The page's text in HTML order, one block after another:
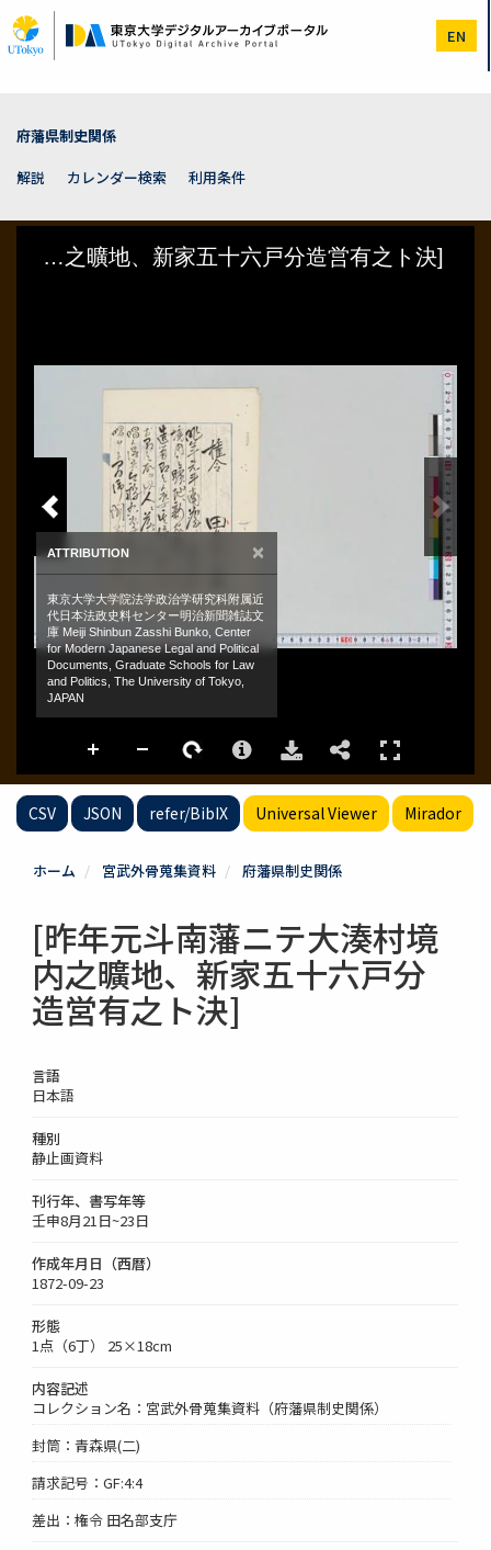
イ
ン
EN
府藩県制史関係
解説
カレンダー検索 利用条件
CSV JSON refer/BibIX Universal Viewer Mirador
ホーム 宮武外骨蒐集資料 府藩県制史関係
[昨年元斗南藩ニテ大湊村境
内之曠地、新家五十六戸分
造営有之ト決]
言語
日本語
種別
静止画資料
刊行年、書写年等
壬申8月21日~23日
作成年月日（西暦）
1872-09-23
形態
1点（6丁） 25×18cm
内容記述
コレクション名：宮武外骨蒐集資料（府藩県制史関係）
封筒：青森県(二)
請求記号：GF:4:4
差出：権令 田名部支庁